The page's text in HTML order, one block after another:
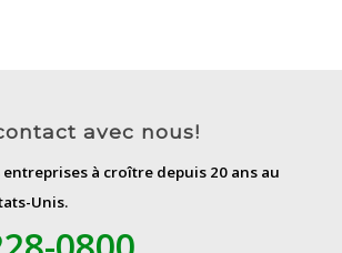
avec nous!
à croître depuis 20 ans au
Unis.